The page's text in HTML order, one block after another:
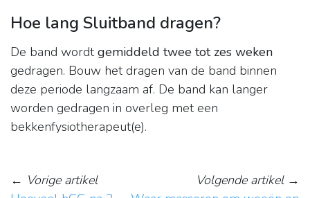
Hoe lang Sluitband dragen?
De band wordtgemiddeld twee tot zes weken
gedragen. Bouw het dragen van de band binnen
deze periode langzaam af. De band kan langer
worden gedragen in overleg met een
bekkenfysiotherapeut(e).
← Vorige artikel
Volgende artikel→